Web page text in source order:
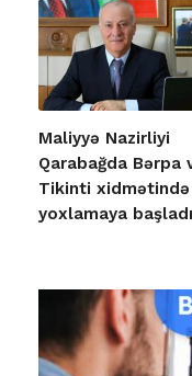
Maliyyə Nazirliyi
Qarabağda Bərpa
Tikinti xidmətində
yoxlamaya başladı